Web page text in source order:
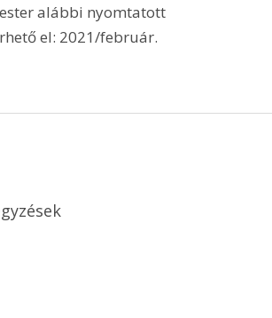
alábbi nyomtatott
el: 2021/február.